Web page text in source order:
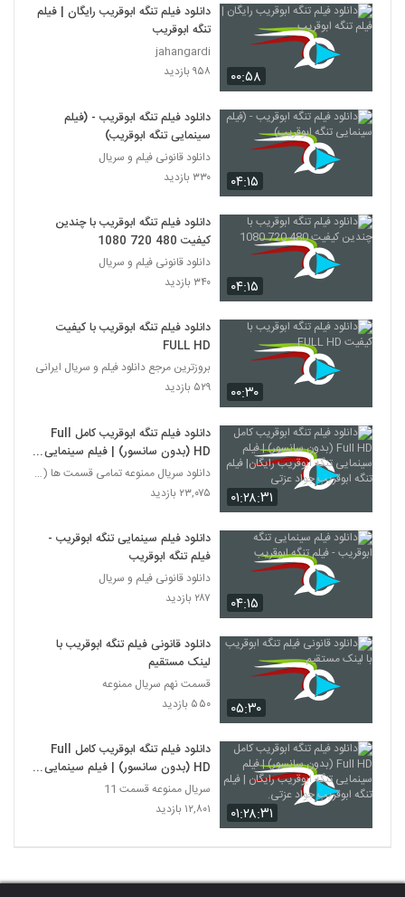
۰۰:۵۸
دانلود فیلم تنگه ابوقریب رایگان | فیلم
تنگه ابوقریب
jahangardi
۹۵۸ بازدید
۰۴:۱۵
دانلود فیلم تنگه ابوقریب - (فیلم
سینمایی تنگه ابوقریب)
دانلود قانونی فیلم و سریال
۳۳۰ بازدید
۰۴:۱۵
دانلود فیلم تنگه ابوقریب با چندین
کیفیت 480 720 1080
دانلود قانونی فیلم و سریال
۳۴۰ بازدید
۰۰:۳۰
دانلود فیلم تنگه ابوقریب با کیفیت
FULL HD
بروزترین مرجع دانلود فیلم و سریال ایرانی
۵۲۹ بازدید
۰۱:۲۸:۳۱
دانلود فيلم تنگه ابوقریب کامل Full
HD (بدون سانسور) | فيلم سينمایی
تنگه ابوقریب رایگان| فيلم تنگه
ابوقریب جواد عزتی
دانلود سریال ممنوعه تمامی قسمت ها (کامل HD)
۲۳,۰۷۵ بازدید
۰۴:۱۵
دانلود فیلم سینمایی تنگه ابوقریب -
فیلم تنگه ابوقریب
دانلود قانونی فیلم و سریال
۲۸۷ بازدید
۰۵:۳۰
دانلود قانونی فیلم تنگه ابوقریب با
لینک مستقیم
قسمت نهم سریال ممنوعه
۵۵۰ بازدید
۰۱:۲۸:۳۱
دانلود فيلم تنگه ابوقریب کامل Full
HD (بدون سانسور) | فيلم سينمایی
تنگه ابوقریب رایگان | فيلم تنگه
ابوقریب جواد عزتی.
سریال ممنوعه قسمت 11
۱۲,۸۰۱ بازدید